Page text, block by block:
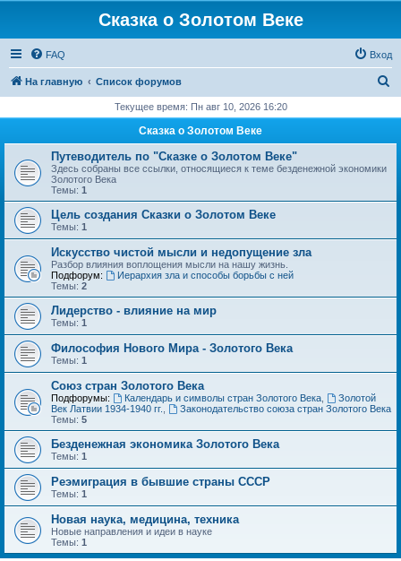
Сказка о Золотом Веке
FAQ Вход
На главную Список форумов
с
Текущее время: Пн авг 10, 2026 16:20
Сказка о Золотом Веке
Путеводитель по "Сказке о Золотом Веке"
Здесь собраны все ссылки, относящиеся к теме безденежной экономики
Золотого Века
Темы: 1
Цель создания Сказки о Золотом Веке
Темы: 1
Искусство чистой мысли и недопущение зла
Разбор влияния воплощения мысли на нашу жизнь.
Подфорум:
Иерархия зла и способы борьбы с ней
Темы: 2
Лидерство - влияние на мир
Темы: 1
Философия Нового Мира - Золотого Века
Темы: 1
Cоюз стран Золотого Века
Подфорумы: Календарь и символы стран Золотого Века,
Золотой
Век Латвии 1934-1940 гг.
Законодательство союза стран Золотого Века
Темы: 5
Безденежная экономика Золотого Века
Темы: 1
Реэмиграция в бывшие страны СССР
Темы: 1
Новая наука, медицина, техника
Новые направления и идеи в науке
Темы: 1